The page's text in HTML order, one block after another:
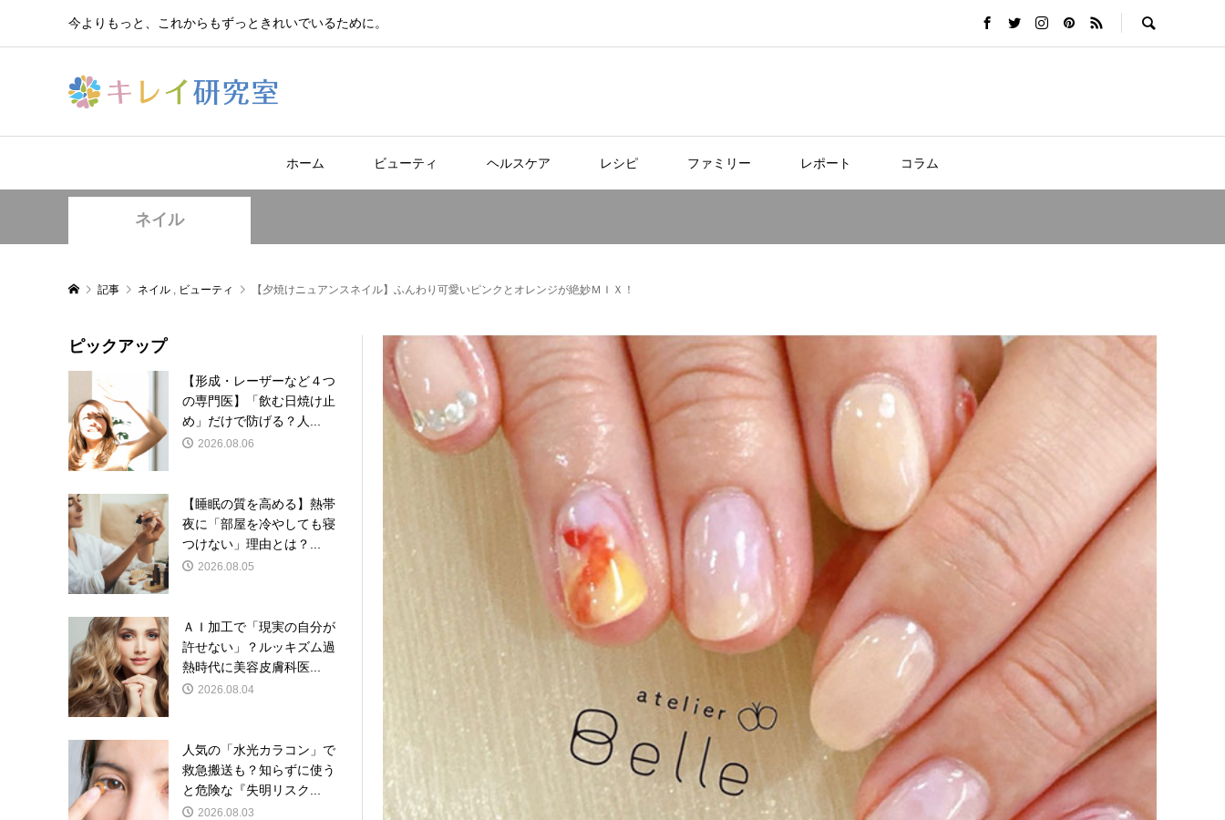
今よりもっと、これからもずっときれいでいるために。
ホーム ビューティ ヘルスケア レシピ ファミリー レポート コラム
ネイル
記事 ネイル ビューティ 【夕焼けニュアンスネイル】ふんわり可愛いピンクとオレンジが絶妙ＭＩＸ！
ピックアップ
【形成・レーザーなど４つ
の専門医】「飲む日焼け止
め」だけで防げる？人...
2026.08.06
【睡眠の質を高める】熱帯
夜に「部屋を冷やしても寝
つけない」理由とは？...
2026.08.05
ＡＩ加工で「現実の自分が
許せない」？ルッキズム過
熱時代に美容皮膚科医...
2026.08.04
人気の「水光カラコン」で
救急搬送も？知らずに使う
と危険な『失明リスク...
2026.08.03